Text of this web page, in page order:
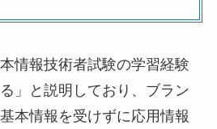
情報技術者試験の学習経験
」と説明しており、ブラン
本情報を受けずに応用情報